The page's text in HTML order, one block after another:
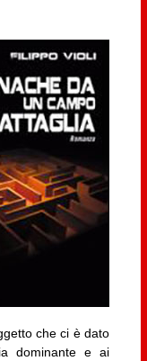
che ci è dato
dominante e ai